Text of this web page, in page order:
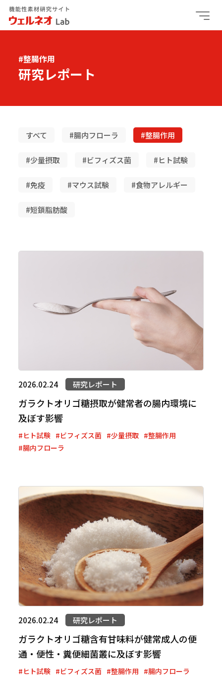
#整腸作用
研究レポート
すべて #腸内フローラ #整腸作用
#少量摂取 #ビフィズス菌 #ヒト試験
#免疫 #マウス試験 #食物アレルギー
#短鎖脂肪酸
2026.02.24 研究レポート
ガラクトオリゴ糖摂取が健常者の腸内環境に
及ぼす影響
#ヒト試験 #ビフィズス菌 #少量摂取 #整腸作用
#腸内フローラ
2026.02.24 研究レポート
ガラクトオリゴ糖含有甘味料が健常成人の便
通・便性・糞便細菌叢に及ぼす影響
#ヒト試験 #ビフィズス菌 #整腸作用 #腸内フローラ